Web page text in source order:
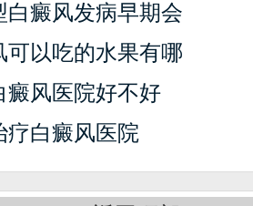
白癜风发病早期会
可以吃的水果有哪
癜风医院好不好
疗白癜风医院